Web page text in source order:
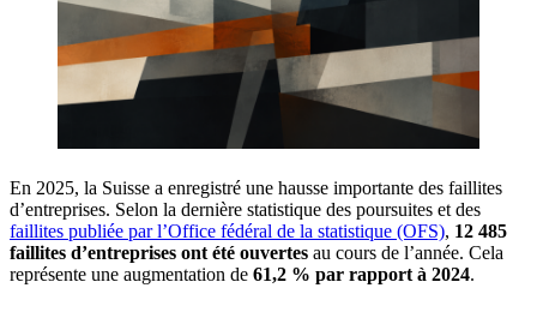
En 2025, la Suisse a enregistré une hausse importante des faillites
d’entreprises. Selon la dernière statistique des poursuites et des
faillites publiée par l’Office fédéral de la statistique (OFS), 12 485
faillites d’entreprises ont été ouvertes au cours de l’année. Cela
représente une augmentation de 61,2 % par rapport à 2024.